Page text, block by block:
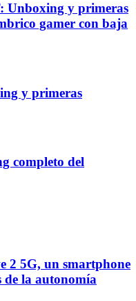
Unboxing y primeras
gamer con baja
y primeras
completo del
2 5G, un smartphone
de la autonomía